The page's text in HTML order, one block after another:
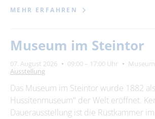
MEHR ERFAHREN
Museum im Steintor
07. August 2026 09:00 – 17:00 Uhr
Ausstellung
Das Museum im Steintor wurde 1882
Hussitenmuseum" der Welt eröffnet.
Dauerausstellung ist die Rüstkammer